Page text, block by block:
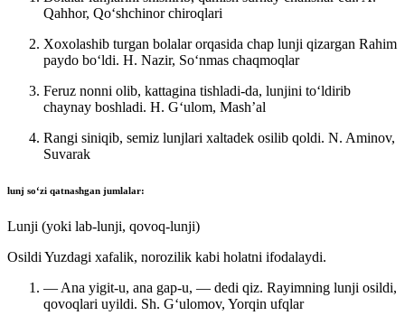
Qahhor, Qoʻshchinor chiroqlari
Xoxolashib turgan bolalar orqasida chap lunji qizargan Rahim
paydo boʻldi. H. Nazir, Soʻnmas chaqmoqlar
Feruz nonni olib, kattagina tishladi-da, lunjini toʻldirib
chaynay boshladi. H. Gʻulom, Mashʼal
Rangi siniqib, semiz lunjlari xaltadek osilib qoldi. N. Aminov,
Suvarak
lunj soʻzi qatnashgan jumlalar:
Lunji (yoki lab-lunji, qovoq-lunji)
Osildi Yuzdagi xafalik, norozilik kabi holatni ifodalaydi.
— Ana yigit-u, ana gap-u, — dedi qiz. Rayimning lunji osildi,
qovoqlari uyildi. Sh. Gʻulomov, Yorqin ufqlar